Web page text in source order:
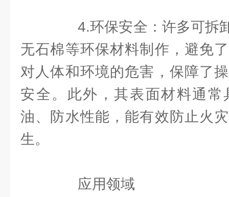
4.环保安全：许多可拆
无石棉等环保材料制作，避免
对人体和环境的危害，保障了
安全。此外，其表面材料通
油、防水性能，能有效防止火
生。
应用领域